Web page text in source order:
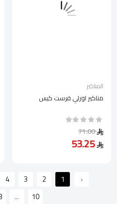
المناكير
مناكير اورلي فرست كيس
71.00
53.25
‹
1
2
3
4
10
...